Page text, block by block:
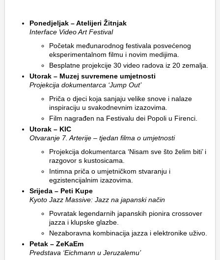
Ponedjeljak – Atelijeri Žitnjak
Interface Video Art Festival
Početak međunarodnog festivala posvećenog
eksperimentalnom filmu i novim medijima.
Besplatne projekcije 30 video radova iz 20 zemalja.
Utorak – Muzej suvremene umjetnosti
Projekcija dokumentarca ‘Jump Out’
Priča o djeci koja sanjaju velike snove i nalaze
inspiraciju u svakodnevnim izazovima.
Film nagrađen na Festivalu dei Popoli u Firenci.
Utorak – KIC
Otvaranje 7. Arterije – tjedan filma o umjetnosti
Projekcija dokumentarca ‘Nisam sve što želim biti’ i
razgovor s kustosicama.
Intimna priča o umjetničkom stvaranju i
egzistencijalnim izazovima.
Srijeda – Peti Kupe
Kyoto Jazz Massive: Jazz na japanski način
Povratak legendarnih japanskih pionira crossover
jazza i klupske glazbe.
Nezaboravna kombinacija jazza i elektronike uživo.
Petak – ZeKaEm
Predstava ‘Eichmann u Jeruzalemu’